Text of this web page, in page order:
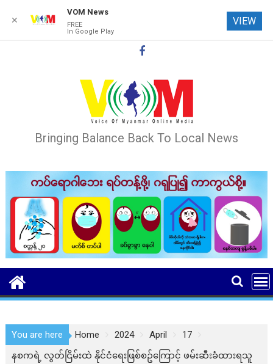
Bringing Balance Back To Local News
You are here Home 2024 April
17
နစကရဲ့ လွတ်ငြိမ်းထဲ နိုင်ငံရေးဖြစ်စဥ်ကြောင့် ဖမ်းဆီးခံထားရသူ
✕
VOM News
FREE
In Google Play
VIEW